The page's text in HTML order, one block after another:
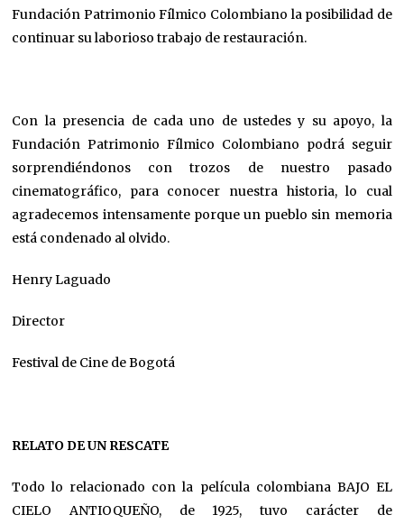
Fundación Patrimonio Fílmico Colombiano la posibilidad de
continuar su laborioso trabajo de restauración.
Con la presencia de cada uno de ustedes y su apoyo, la
Fundación Patrimonio Fílmico Colombiano podrá seguir
sorprendiéndonos con trozos de nuestro pasado
cinematográfico, para conocer nuestra historia, lo cual
agradecemos intensamente porque un pueblo sin memoria
está condenado al olvido.
Henry Laguado
Director
Festival de Cine de Bogotá
RELATO DE UN RESCATE
Todo lo relacionado con la película colombiana BAJO EL
CIELO ANTIOQUEÑO, de 1925, tuvo carácter de